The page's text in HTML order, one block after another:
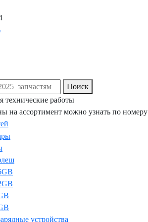
Поиск
технические работы
на ассортимент можно узнать по номеру
устройства